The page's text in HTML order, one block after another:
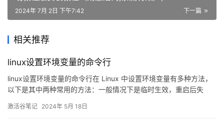
下一篇
2024年 7月 2日 下午7:42
相关推荐
linux设置环境变量的命令行
linux设置环境变量的命令行在 Linux 中设置环境变量有多种方法，
以下是其中两种常用的方法：一般情况下是临时生效，重启后失
装东西用在命令行中设置环境变量可以使用 e
激活谷笔记 2024年 5月 18日